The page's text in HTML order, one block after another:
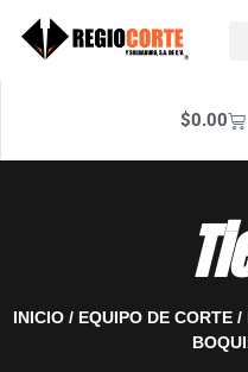
$0.00
INICIO/ EQUIPO DE CORTE/